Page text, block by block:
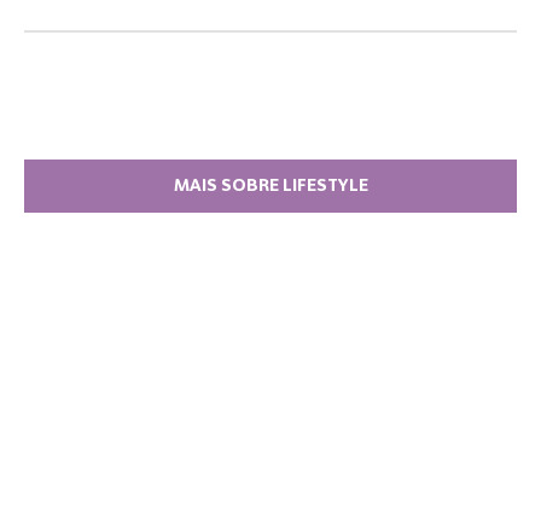
MAIS SOBRE LIFESTYLE